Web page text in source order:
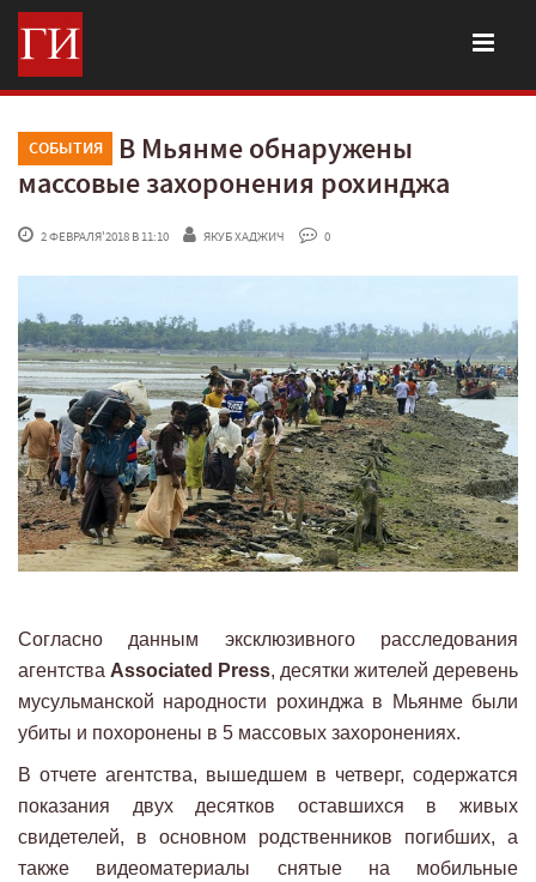
СОБЫТИЯ
В Мьянме обнаружены
массовые захоронения рохинджа
2 ФЕВРАЛЯ'2018 В 11:10 ЯКУБ ХАДЖИЧ 0
Согласно данным эксклюзивного расследования
агентства Associated Press, десятки жителей деревень
мусульманской народности рохинджа в Мьянме были
убиты и похоронены в 5 массовых захоронениях.
В отчете агентства, вышедшем в четверг, содержатся
показания двух десятков оставшихся в живых
свидетелей, в основном родственников погибших, а
также видеоматериалы снятые на мобильные